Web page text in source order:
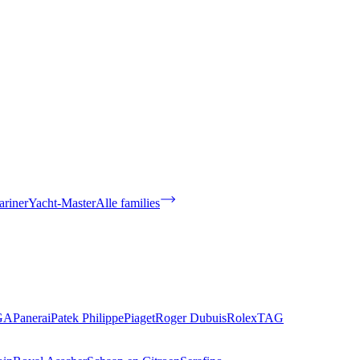
Yacht-MasterAlle families
PaneraiPatek PhilippePiagetRoger DubuisRolexTAG